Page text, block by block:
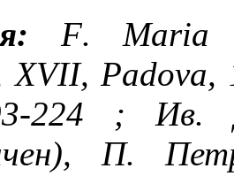
F. Maria
XVII, Padova,
224
; Ив.
П.